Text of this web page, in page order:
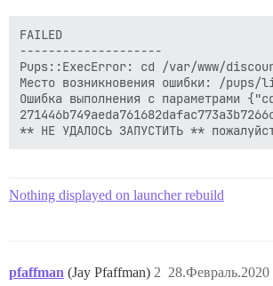
FAILED
--------------------
Pups::ExecError: cd /var/www/
Место возникновения ошибки: /
Ошибка выполнения с
Nothing displayed on launcher rebuild
pfaffman (Jay Pfaffman) 28.Февраль.2020
2